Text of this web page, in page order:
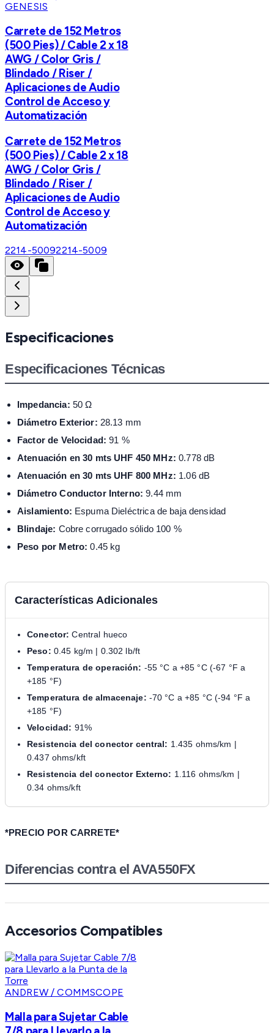
GENESIS
Carrete de 152 Metros
(500 Pies) / Cable 2 x 18
AWG / Color Gris /
Blindado / Riser /
Aplicaciones de Audio
Control de Acceso y
Automatización
Carrete de 152 Metros
(500 Pies) / Cable 2 x 18
AWG / Color Gris /
Blindado / Riser /
Aplicaciones de Audio
Control de Acceso y
Automatización
2214-50092214-5009
Especificaciones
Especificaciones Técnicas
Impedancia: 50 Ω
Diámetro Exterior: 28.13 mm
Factor de Velocidad: 91 %
Atenuación en 30 mts UHF 450 MHz: 0.778 dB
Atenuación en 30 mts UHF 800 MHz: 1.06 dB
Diámetro Conductor Interno: 9.44 mm
Aislamiento: Espuma Dieléctrica de baja densidad
Blindaje: Cobre corrugado sólido 100 %
Peso por Metro: 0.45 kg
Características Adicionales
Conector: Central hueco
Peso: 0.45 kg/m | 0.302 lb/ft
Temperatura de operación: -55 °C a +85 °C (-67 °F a
+185 °F)
Temperatura de almacenaje: -70 °C a +85 °C (-94 °F a
+185 °F)
Velocidad: 91%
Resistencia del conector central: 1.435 ohms/km |
0.437 ohms/kft
Resistencia del conector Externo: 1.116 ohms/km |
0.34 ohms/kft
*PRECIO POR CARRETE*
Diferencias contra el AVA550FX
Accesorios Compatibles
ANDREW / COMMSCOPE
Malla para Sujetar Cable